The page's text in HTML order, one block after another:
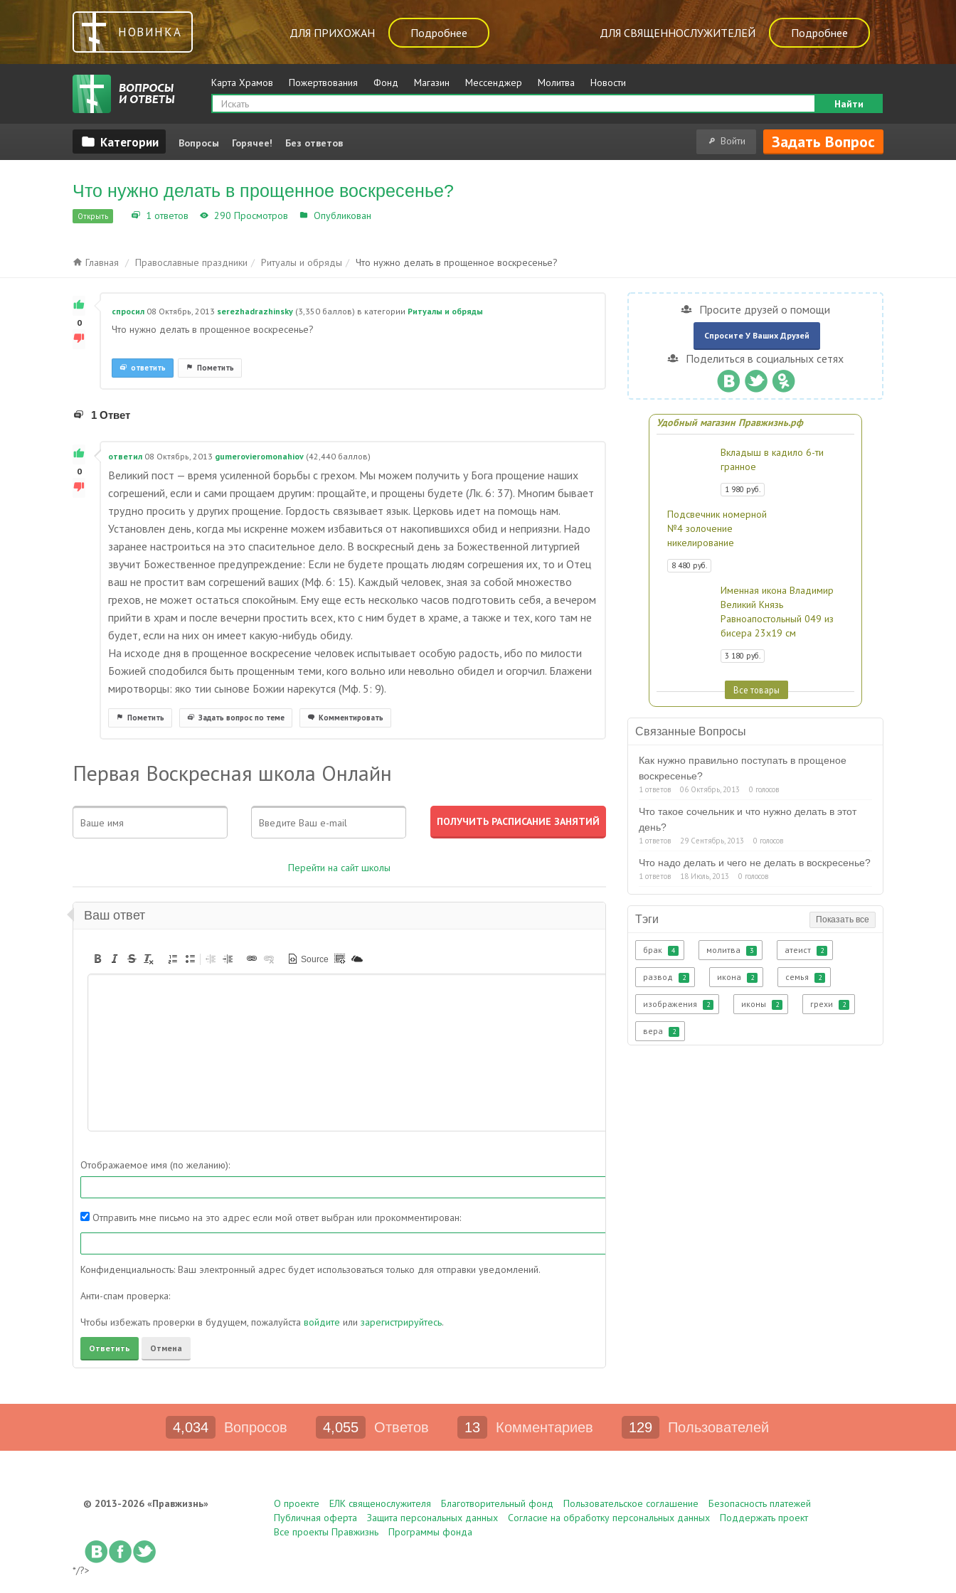
НОВИНКА ДЛЯ ПРИХОЖАН Подробнее ДЛЯ СВЯЩЕННОСЛУЖИТЕЛЕЙ Подробнее
Карта Храмов Пожертвования Фонд Магазин Мессенджер Молитва
Новости
Найти
Вопросы Горячее! Без ответов Войти Задать Вопрос
Что нужно делать в прощенное воскресенье?
Открыть 1 ответов 290 Просмотров Опубликован
Главная Православные праздники Ритуалы и обряды Что нужно делать в прощенное воскресенье?
0
спросил 08 Октябрь, 2013 serezhadrazhinsky (3,350 баллов) в категории Ритуалы и обряды
Что нужно делать в прощенное воскресенье?
Пометить
ответить
1 Ответ
0
ответил 08 Октябрь, 2013 gumerovieromonahiov (42,440 баллов)
Великий пост — время усиленной борьбы с грехом. Мы можем получить у Бога прощение наших
согрешений, если и сами прощаем другим: прощайте, и прощены будете (Лк. 6: 37). Многим бывает
трудно просить у других прощение. Гордость связывает язык. Церковь идет на помощь нам.
Установлен день, когда мы искренне можем избавиться от накопившихся обид и неприязни. Надо
заранее настроиться на это спасительное дело. В воскресный день за Божественной литургией
звучит Божественное предупреждение: Если не будете прощать людям согрешения их, то и Отец
ваш не простит вам согрешений ваших (Мф. 6: 15). Каждый человек, зная за собой множество
грехов, не может остаться спокойным. Ему еще есть несколько часов подготовить себя, а вечером
прийти в храм и после вечерни простить всех, кто с ним будет в храме, а также и тех, кого там не
будет, если на них он имеет какую-нибудь обиду.
На исходе дня в прощенное воскресение человек испытывает особую радость, ибо по милости
Божией сподобился быть прощенным теми, кого вольно или невольно обидел и огорчил. Блажени
миротворцы: яко тии сынове Божии нарекутся (Мф. 5: 9).
Пометить Задать вопрос по теме Комментировать
Первая Воскресная школа Онлайн
Перейти на сайт школы
Ваш ответ
Source
Отображаемое имя (по желанию):
Отправить мне письмо на это адрес если мой ответ выбран или прокомментирован:
Конфиденциальность: Ваш электронный адрес будет использоваться только для отправки уведомлений.
Анти-спам проверка:
Чтобы избежать проверки в будущем, пожалуйста войдите или зарегистрируйтесь.
Просите друзей о помощи
Спросите У Ваших Друзей
Поделиться в социальных сетях
Удобный магазин Правжизнь.рф
Вкладыш в кадило 6-ти
гранное
1 980 руб.
Подсвечник номерной
№4 золочение
никелирование
8 480 руб.
Именная икона Владимир
Великий Князь
Равноапостольный 049 из
бисера 23х19 см
3 180 руб.
Все товары
Связанные Вопросы
Как нужно правильно поступать в прощеное
воскресенье?
1 ответов 06 Октябрь, 2013 0 голосов
Что такое сочельник и что нужно делать в этот
день?
1 ответов 29 Сентябрь, 2013 0 голосов
Что надо делать и чего не делать в воскресенье?
1 ответов 18 Июль, 2013 0 голосов
Тэги Показать все
брак 4 молитва 3 атеист 2
развод 2 икона 2 семья 2
изображения 2 иконы 2 грехи 2
вера 2
4,034 Вопросов 4,055 Ответов 13 Комментариев 129 Пользователей
© 2013-2026 «Правжизнь» О проекте ЕЛК священослужителя Благотворительный фонд Пользовательское соглашение
Безопасность платежей
Публичная оферта
Защита персональных данных Согласие на обработку персональных данных
Поддержать проект
Все проекты Правжизнь
Программы фонда
*/?>